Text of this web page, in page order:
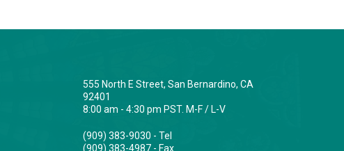
555 North E Street, San Bernardino, CA
92401
8:00 am - 4:30 pm PST. M-F / L-V
(909) 383-9030 - Tel
(909) 383-4987 - Fax